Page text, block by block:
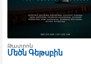
Թատրոն
Մեծն Գեթսբին